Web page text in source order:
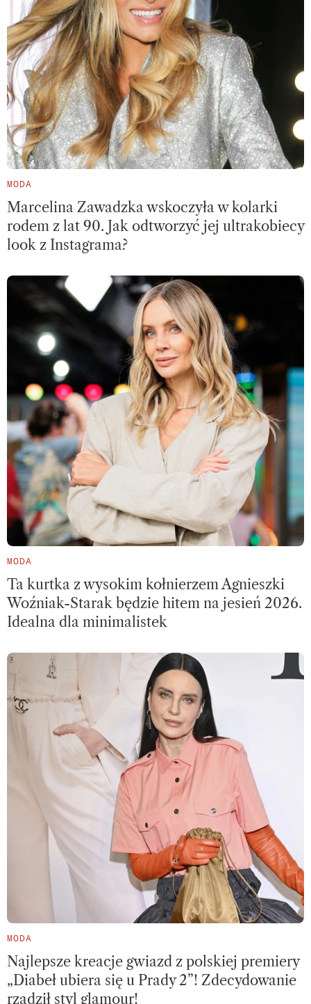
MODA
Marcelina Zawadzka wskoczyła w kolarki
rodem z lat 90. Jak odtworzyć jej ultrakobiecy
look z Instagrama?
MODA
Ta kurtka z wysokim kołnierzem Agnieszki
Woźniak-Starak będzie hitem na jesień 2026.
Idealna dla minimalistek
MODA
Najlepsze kreacje gwiazd z polskiej premiery
„Diabeł ubiera się u Prady 2”! Zdecydowanie
rządził styl glamour!